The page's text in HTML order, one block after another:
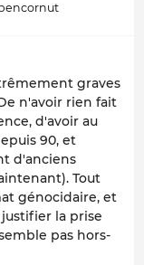
bencornut
graves
n'avoir rien fait
d'avoir au
90, et
d'anciens
Tout
génocidaire, et
la prise
pas hors-